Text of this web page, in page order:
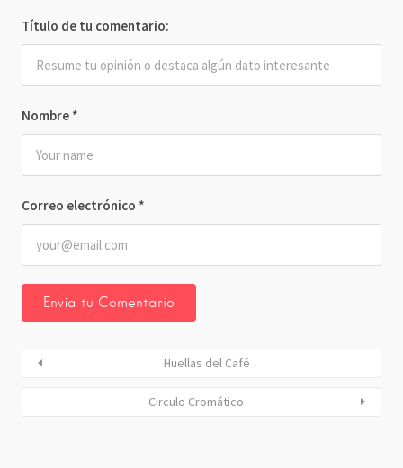
Nombre *
Correo electrónico *
Título de tu comentario:
Huellas del Café
Circulo Cromático